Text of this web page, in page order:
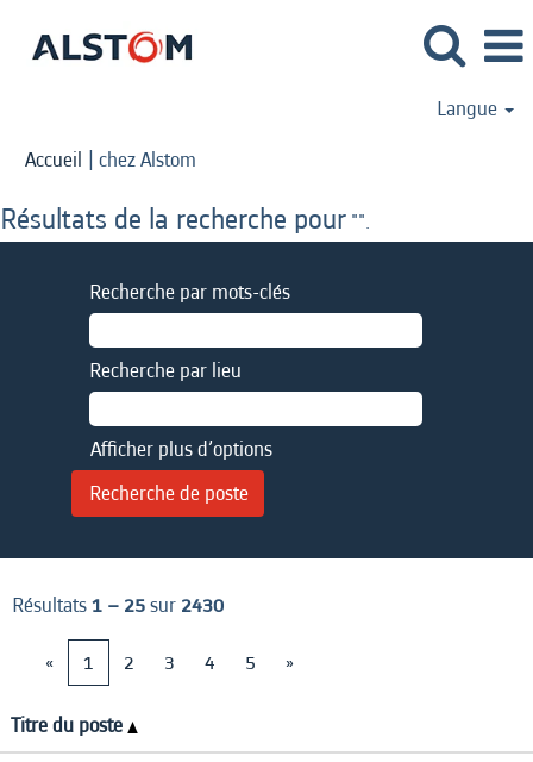
Langue
Accueil | chez Alstom
Résultats de la recherche pour "".
Recherche par mots-clés
Recherche par lieu
Afficher plus d’options
Résultats1 – 25sur 2430
«
1 2 3 4 5 »
Titre du poste